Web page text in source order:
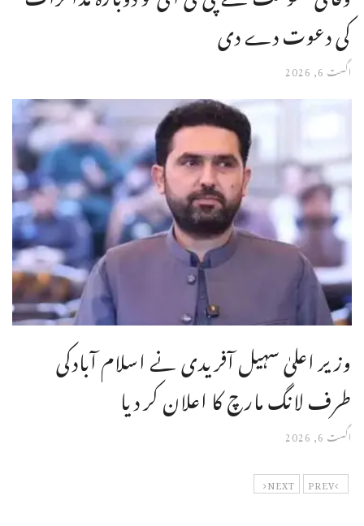
کی دعوت دے دی
اگست 6, 2026
وزیر اعلیٰ سہیل آفریدی نے اسلام آبادکی
طرف لانگ مارچ کا اعلان کر دیا
اگست 6, 2026
PREV
NEXT